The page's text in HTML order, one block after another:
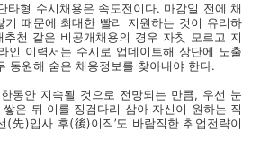
타형 수시채용은 속도전이다. 마감일 전에 채
기 때문에 최대한 빨리 지원하는 것이 유리하
추천 같은 비공개채용의 경우 자칫 모르고 지
인 이력서는 수시로 업데이트해 상단에 노출
동원해 숨은 채용정보를 찾아내야 한다.
동안 지속될 것으로 전망되는 만큼, 우선 눈
은 뒤 이를 징검다리 삼아 자신이 원하는 직
(先)입사 후(後)이직’도 바람직한 취업전략이